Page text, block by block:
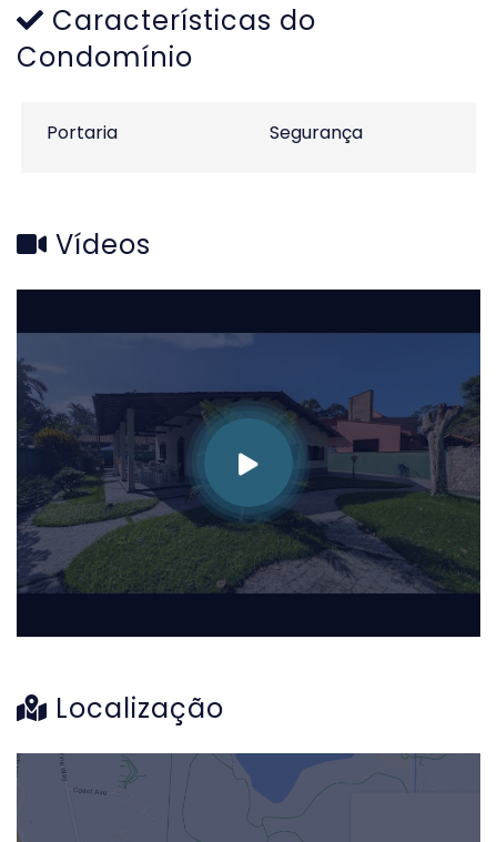
Características do
Condomínio
Portaria Segurança
Vídeos
Localização